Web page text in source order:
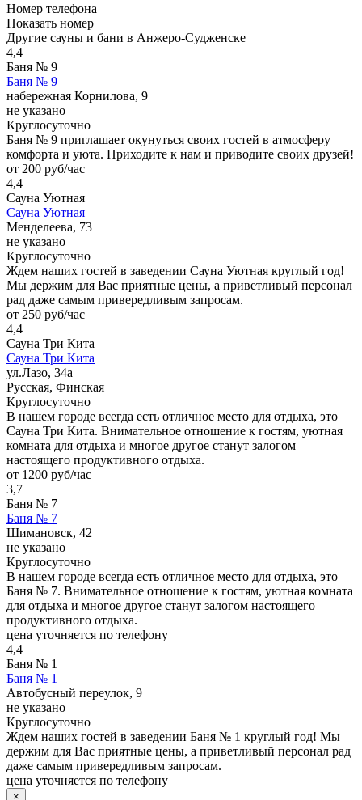
Номер телефона
Показать номер
Другие сауны и бани в Анжеро-Судженске
4,4
Баня № 9
Баня № 9
набережная Корнилова, 9
не указано
Круглосуточно
Баня № 9 приглашает окунуться своих гостей в атмосферу
комфорта и уюта. Приходите к нам и приводите своих друзей!
от 200 руб/час
4,4
Сауна Уютная
Сауна Уютная
Менделеева, 73
не указано
Круглосуточно
Ждем наших гостей в заведении Сауна Уютная круглый год!
Мы держим для Вас приятные цены, а приветливый персонал
рад даже самым привередливым запросам.
от 250 руб/час
4,4
Сауна Три Кита
Сауна Три Кита
ул.Лазо, 34а
Русская, Финская
Круглосуточно
В нашем городе всегда есть отличное место для отдыха, это
Сауна Три Кита. Внимательное отношение к гостям, уютная
комната для отдыха и многое другое станут залогом
настоящего продуктивного отдыха.
от 1200 руб/час
3,7
Баня № 7
Баня № 7
Шимановск, 42
не указано
Круглосуточно
В нашем городе всегда есть отличное место для отдыха, это
Баня № 7. Внимательное отношение к гостям, уютная комната
для отдыха и многое другое станут залогом настоящего
продуктивного отдыха.
цена уточняется по телефону
4,4
Баня № 1
Баня № 1
Автобусный переулок, 9
не указано
Круглосуточно
Ждем наших гостей в заведении Баня № 1 круглый год! Мы
держим для Вас приятные цены, а приветливый персонал рад
даже самым привередливым запросам.
цена уточняется по телефону
×